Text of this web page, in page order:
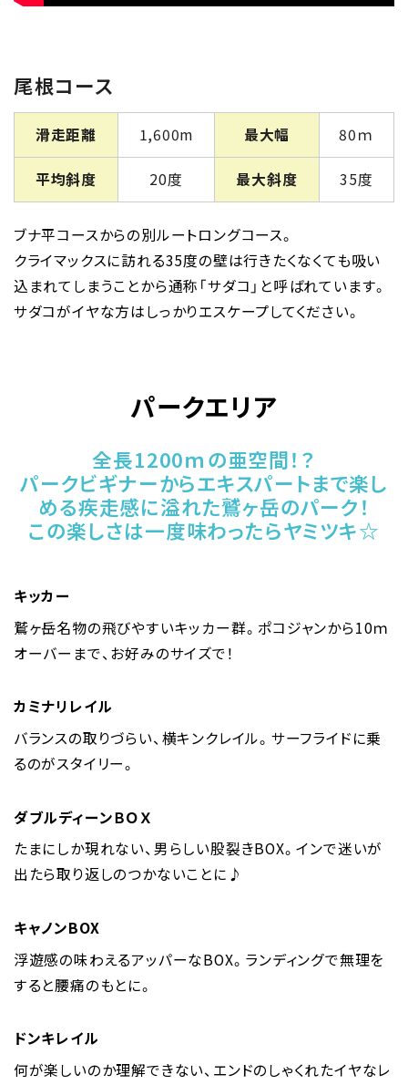
尾根コース
滑走距離 1,600m 最大幅 80ｍ
平均斜度 20度 最大斜度 35度
ブナ平コースからの別ルートロングコース。
クライマックスに訪れる35度の壁は行きたくなくても吸い
込まれてしまうことから通称「サダコ」と呼ばれています。
サダコがイヤな方はしっかりエスケープしてください。
パークエリア
全長1200ｍの亜空間！？
パークビギナーからエキスパートまで楽し
める疾走感に溢れた鷲ヶ岳のパーク！
この楽しさは一度味わったらヤミツキ☆
キッカー
鷲ヶ岳名物の飛びやすいキッカー群。ポコジャンから10ｍ
オーバーまで、お好みのサイズで！
カミナリレイル
バランスの取りづらい、横キンクレイル。サーフライドに乗
るのがスタイリー。
ダブルディーンＢＯＸ
たまにしか現れない、男らしい股裂きBOX。インで迷いが
出たら取り返しのつかないことに♪
キャノンBOX
浮遊感の味わえるアッパーなBOX。ランディングで無理を
すると腰痛のもとに。
ドンキレイル
何が楽しいのか理解できない、エンドのしゃくれたイヤなレ